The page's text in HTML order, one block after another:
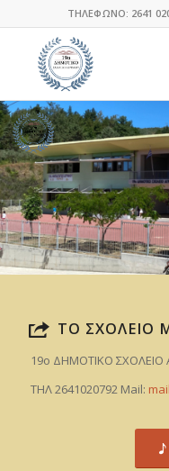
ΤΗΛΕΦΩΝΟ: 2641
ΤΟ ΣΧΟΛΕΙΟ
19ο ΔΗΜΟΤΙΚΟ ΣΧΟΛΕΙΟ
ΤΗΛ 2641020792 Mail: